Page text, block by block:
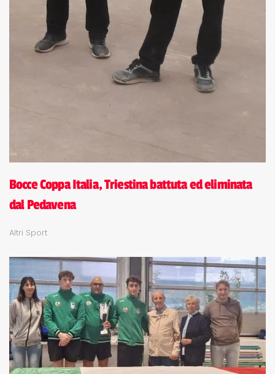
Bocce Coppa Italia, Triestina battuta ed eliminata
dal Pedavena
Altri Sport